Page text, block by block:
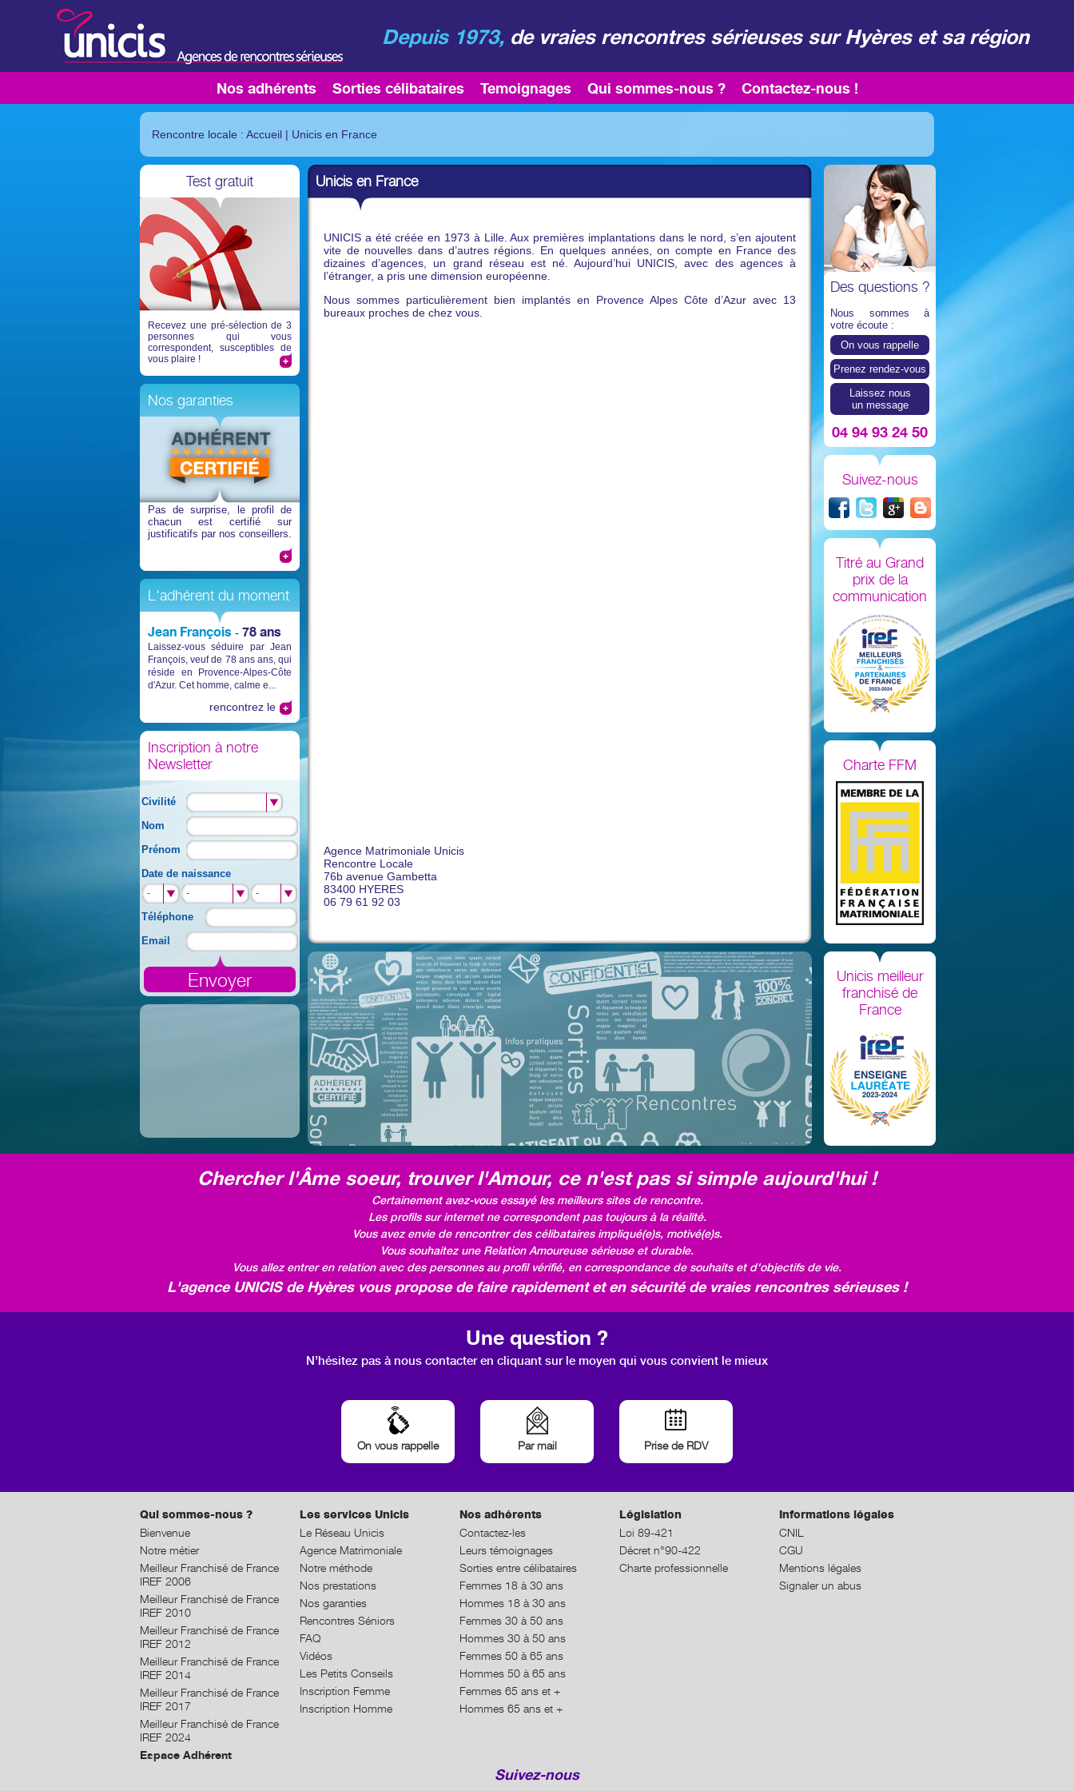
Depuis 1973,de vraies rencontres sérieuses sur Hyères et sa région
Nos adhérents Sorties célibataires Temoignages Qui sommes-nous ? Contactez-nous !
Rencontre locale : Accueil | Unicis en France
Test gratuit
Recevez une pré-sélection de 3
personnes qui vous
correspondent, susceptibles de
vous plaire !
Nos garanties
Pas de surprise, le profil de
chacun est certifié sur
justificatifs par nos conseillers.
L'adhérent du moment
Jean François - 78 ans
Laissez-vous séduire par Jean
François, veuf de 78 ans ans, qui
réside en Provence-Alpes-Côte
d'Azur. Cet homme, calme e...
rencontrez le
Inscription à notre
Newsletter
Civilité
Nom
Prénom
Date de naissance
- - -
Téléphone
Email
Unicis en France
UNICIS a été créée en 1973 à Lille. Aux premières implantations dans le nord, s’en ajoutent
vite de nouvelles dans d’autres régions. En quelques années, on compte en France des
dizaines d’agences, un grand réseau est né. Aujourd’hui UNICIS, avec des agences à
l’étranger, a pris une dimension européenne.
Nous sommes particulièrement bien implantés en Provence Alpes Côte d’Azur avec 13
bureaux proches de chez vous.
Agence Matrimoniale Unicis
Rencontre Locale
76b avenue Gambetta
83400 HYERES
06 79 61 92 03
Des questions ?
Nous sommes à
votre écoute :
On vous rappelle
Prenez rendez-vous
Laissez nous
un message
04 94 93 24 50
Suivez-nous
Titré au Grand
prix de la
communication
Charte FFM
Unicis meilleur
franchisé de
France
Chercher l'Âme soeur, trouver l'Amour, ce n'est pas si simple aujourd'hui !
Certainement avez-vous essayé les meilleurs sites de rencontre.
Les profils sur internet ne correspondent pas toujours à la réalité.
Vous avez envie de rencontrer des célibataires impliqué(e)s, motivé(e)s.
Vous souhaitez une Relation Amoureuse sérieuse et durable.
Vous allez entrer en relation avec des personnes au profil vérifié, en correspondance de souhaits et d'objectifs de vie.
L'agence UNICIS de Hyères vous propose de faire rapidement et en sécurité de vraies rencontres sérieuses !
Une question ?
N’hésitez pas à nous contacter en cliquant sur le moyen qui vous convient le mieux
On vous rappelle Par mail Prise de RDV
Qui sommes-nous ?
Bienvenue
Notre métier
Meilleur Franchisé de France
IREF 2006
Meilleur Franchisé de France
IREF 2010
Meilleur Franchisé de France
IREF 2012
Meilleur Franchisé de France
IREF 2014
Meilleur Franchisé de France
IREF 2017
Meilleur Franchisé de France
IREF 2024
Espace Adhérent
Les services Unicis
Le Réseau Unicis
Agence Matrimoniale
Notre méthode
Nos prestations
Nos garanties
Rencontres Séniors
FAQ
Vidéos
Les Petits Conseils
Inscription Femme
Inscription Homme
Nos adhérents
Contactez-les
Leurs témoignages
Sorties entre célibataires
Femmes 18 à 30 ans
Hommes 18 à 30 ans
Femmes 30 à 50 ans
Hommes 30 à 50 ans
Femmes 50 à 65 ans
Hommes 50 à 65 ans
Femmes 65 ans et +
Hommes 65 ans et +
Législation
Loi 89-421
Décret n°90-422
Charte professionnelle
Informations légales
CNIL
CGU
Mentions légales
Signaler un abus
Suivez-nous